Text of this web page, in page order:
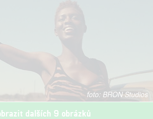
BRON Studios
dalších 9 obrázků